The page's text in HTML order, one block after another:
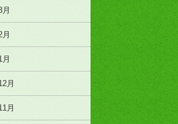
月
月